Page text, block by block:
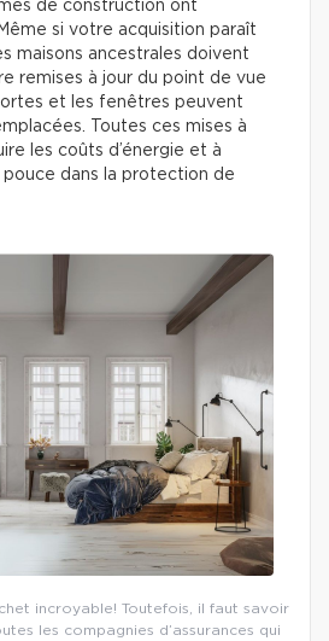
de construction ont
si votre acquisition paraît
maisons ancestrales doivent
remises à jour du point de vue
et les fenêtres peuvent
Toutes ces mises à
les coûts d’énergie et à
dans la protection de
incroyable! Toutefois, il faut savoir
les compagnies d’assurances qui